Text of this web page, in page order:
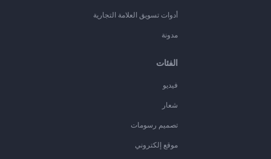
أدوات تسويق العلامة التجارية
مدونة
الفئات
فيديو
شعار
تصميم رسومات
موقع إلكتروني